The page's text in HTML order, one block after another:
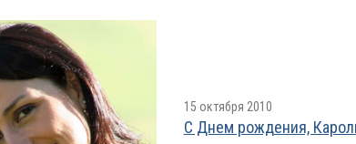
15 октября 2010
С Днем рождения,